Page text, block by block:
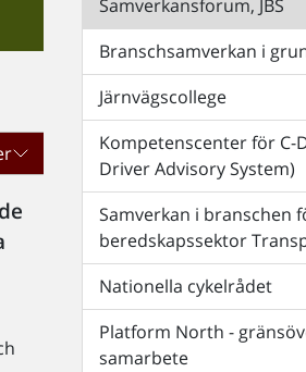
Samverkansforum, JBS
Branschsamverkan i
Järnvägscollege
Kompetenscenter för C-
Driver Advisory System)
Samverkan i branschen
beredskapssektor
Nationella cykelrådet
Platform North -
samarbete